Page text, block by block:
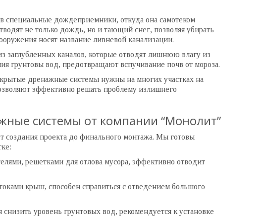
дождеприемники, откуда она самотеком
не только дождь, но и тающий снег, позволяя убирать
носят название ливневой канализации.
заглубленных каналов, которые отводят лишнюю влагу из
грунтовы вод, предотвращают вспучивание почв от мороза.
дренажные системы нужны на многих участках на
эффективно решать проблему излишнего
системы от компании “Монолит”
проекта до финального монтажа. Мы готовы
решетками для отлова мусора, эффективно отводит
крыш, способен справиться с отведением большого
уровень грунтовых вод, рекомендуется к установке